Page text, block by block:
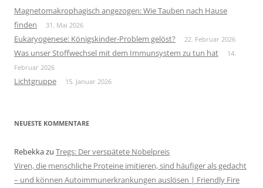
Magnetomakrophagisch angezogen: Wie Tauben nach Hause
finden
31. Mai 2026
Eukaryogenese: Königskinder-Problem gelöst? 22. Februar 2026
Was unser Stoffwechsel mit dem Immunsystem zu tun hat
14.
Februar 2026
Lichtgruppe 15. Januar 2026
NEUESTE KOMMENTARE
Rebekkazu Tregs: Der verspätete Nobelpreis
Viren, die menschliche Proteine imitieren, sind häufiger als gedacht
– und können Autoimmunerkrankungen auslösen | Friendly Fire